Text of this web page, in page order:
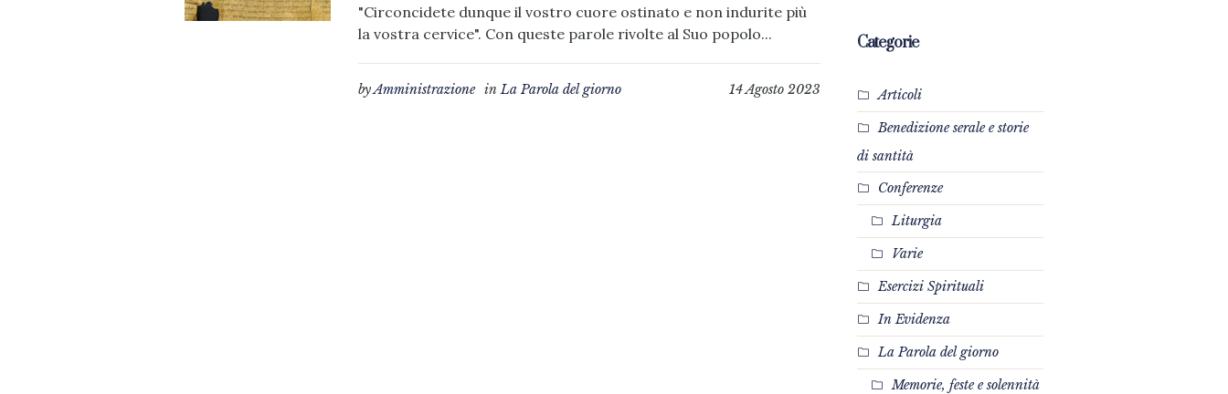
"Circoncidete dunque il vostro cuore ostinato e non indurite più
la vostra cervice". Con queste parole rivolte al Suo popolo...
14 Agosto 2023
byAmministrazione inLa Parola del giorno
Categorie
Articoli
Benedizione serale e storie
di santità
Conferenze
Liturgia
Varie
Esercizi Spirituali
In Evidenza
La Parola del giorno
Memorie, feste e solennità